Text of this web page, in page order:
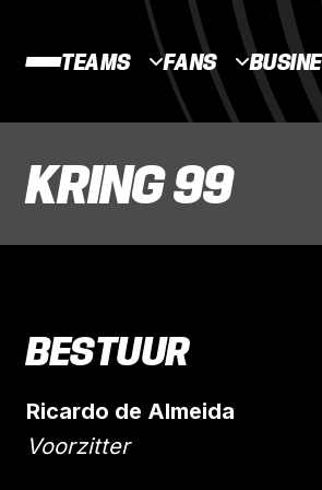
TEAMS FANS
KRING 99
BESTUUR
Ricardo de Almeida
Voorzitter